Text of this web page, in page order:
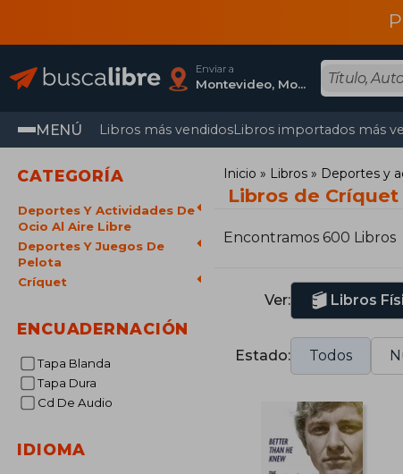
Enviar a
Montevideo, Montevideo
MENÚ Libros más vendidosLibros importados más
CATEGORÍA
Deportes Y Actividades De
Ocio Al Aire Libre
Deportes Y Juegos De
Pelota
Críquet
ENCUADERNACIÓN
Tapa Blanda
Tapa Dura
Cd De Audio
IDIOMA
Inicio Libros Deportes y
Libros de Críquet
Encontramos 600 Libros
Ver: Libros
Estado: Todos